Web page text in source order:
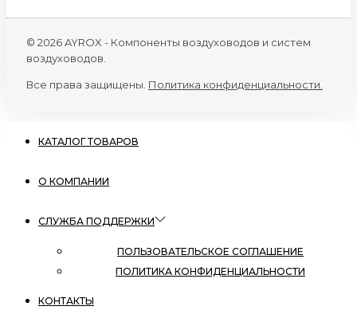
© 2026 AYROX - Компоненты воздуховодов и систем
воздуховодов.
Все права защищены. Политика конфиденциальности.
КАТАЛОГ ТОВАРОВ
О КОМПАНИИ
СЛУЖБА ПОДДЕРЖКИ
ПОЛЬЗОВАТЕЛЬСКОЕ СОГЛАШЕНИЕ
ПОЛИТИКА КОНФИДЕНЦИАЛЬНОСТИ
КОНТАКТЫ